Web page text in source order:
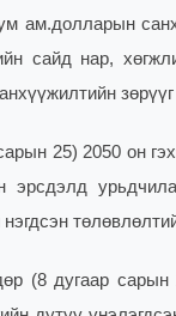
ам.долларын
сайд нар,
25) 2050 он
эрсдэлд
(8 дугаар